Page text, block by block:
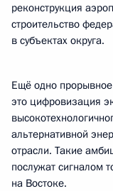
реконструкция
строительство
в субъектах округа.
Ещё одно
это цифровизация
альтернативной
отрасли. Такие
послужат сигналом
на Востоке.